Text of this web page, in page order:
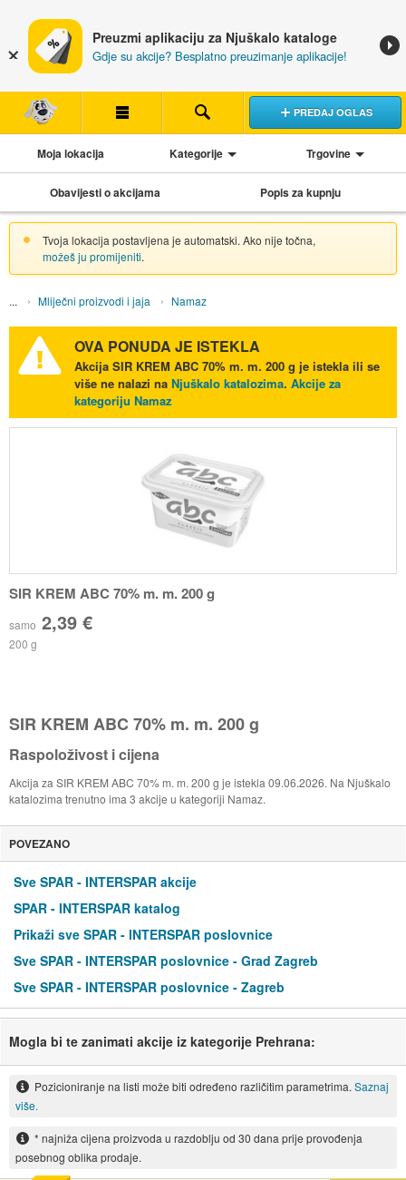
Preuzmi aplikaciju za Njuškalo kataloge
Gdje su akcije? Besplatno preuzimanje aplikacije!
PREDAJ OGLAS
Moja lokacija Kategorije Trgovine
Obavijesti o akcijama Popis za kupnju
Tvoja lokacija postavljena je automatski. Ako nije točna,
možeš ju promijeniti.
Mliječni proizvodi i jaja Namaz
OVA PONUDA JE ISTEKLA
Akcija SIR KREM ABC 70% m. m. 200 g je istekla ili se
više ne nalazi na Njuškalo katalozima. Akcije za
kategoriju Namaz
SIR KREM ABC 70% m. m. 200 g
samo 2,39 €
200 g
SIR KREM ABC 70% m. m. 200 g
Raspoloživost i cijena
Akcija za SIR KREM ABC 70% m. m. 200 g je istekla 09.06.2026. Na Njuškalo
katalozima trenutno ima 3 akcije u kategoriji Namaz.
POVEZANO
Sve SPAR - INTERSPAR akcije
SPAR - INTERSPAR katalog
Prikaži sve SPAR - INTERSPAR poslovnice
Sve SPAR - INTERSPAR poslovnice - Grad Zagreb
Sve SPAR - INTERSPAR poslovnice - Zagreb
Mogla bi te zanimati akcije iz kategorije Prehrana:
Pozicioniranje na listi može biti određeno različitim parametrima. Saznaj
više.
* najniža cijena proizvoda u razdoblju od 30 dana prije provođenja
posebnog oblika prodaje.